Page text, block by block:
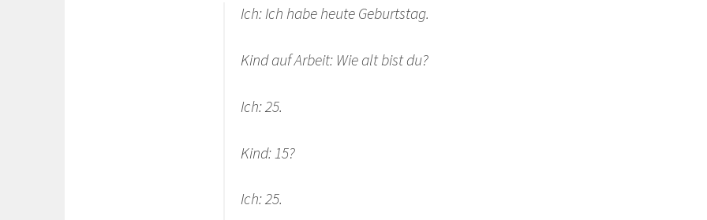
Ich: Ich habe heute Geburtstag.
Kind auf Arbeit: Wie alt bist du?
Ich: 25.
Kind: 15?
Ich: 25.